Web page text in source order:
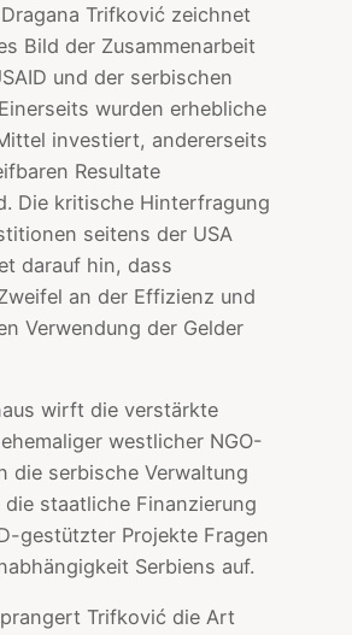
Trifković zeichnet
Bild der Zusammenarbeit
und der serbischen
wurden erhebliche
investiert, andererseits
Resultate
Die kritische Hinterfragung
seitens der USA
darauf hin, dass
an der Effizienz und
Verwendung der Gelder
wirft die verstärkte
westlicher NGO-
die serbische Verwaltung
die staatliche Finanzierung
gestützter Projekte Fragen
Serbiens auf.
Trifković die Art